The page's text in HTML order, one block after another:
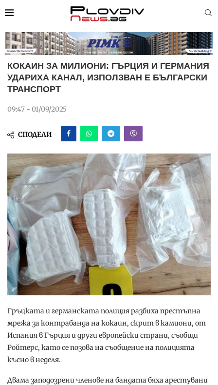
КОКАИН ЗА МИЛИОНИ: ГЪРЦИЯ И ГЕРМАНИЯ
УДАРИХА КАНАЛ, ИЗПОЛЗВАН Е БЪЛГАРСКИ
ТРАНСПОРТ
09:47 - 01/09/2025
СПОДЕЛИ
Гръцката и германската полиция разбиха престъпна
мрежа за контрабанда на кокаин, скрит в камиони, от
Испания в Гърция и други европейски страни, съобщи
Ройтерс, като се позова на съобщение на полицията
късно в неделя.
Двама заподозрени членове на бандата бяха арестувани